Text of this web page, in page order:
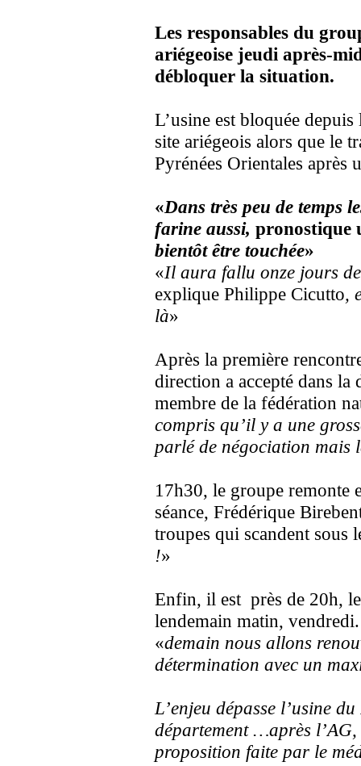
Les responsables du
ariégeoise jeudi après-
débloquer la situation.
L’usine est bloquée
site ariégeois alors que le
Pyrénées Orientales après
«Dans très peu de temps
farine aussi, pronostique
bientôt être touchée»
«Il aura fallu onze jours
explique Philippe Cicutto,
là»
Après la première
direction a accepté dans
membre de la fédération
compris qu’il y a une
parlé de négociation mais
17h30, le groupe
séance, Frédérique
troupes qui scandent sous
!»
Enfin, il est près de 20h,
lendemain matin,
«demain nous allons
détermination avec un
L’enjeu dépasse l’usine
département …après l’AG,
proposition faite par le